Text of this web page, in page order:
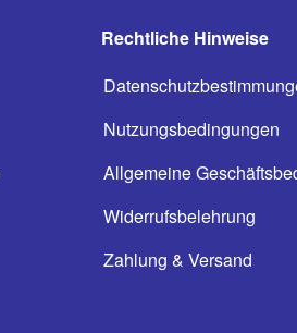
Rechtliche Hinweise
Nutzungsbedingungen
Allgemeine
Widerrufsbelehrung
Zahlung & Versand